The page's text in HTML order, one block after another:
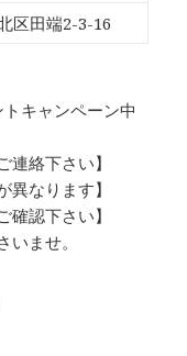
区田端2-3-16
キャンペーン中
絡下さい】
なります】
認下さい】
ませ。